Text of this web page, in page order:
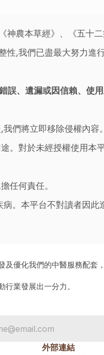
農本草經》、《五十二
性,我們已盡最大努力進
誤、遺漏或因信賴、使
們將立即移除侵權內容。
。對於未經授權使用本
任何責任。
。本平台不對讀者因此
及優化我們的中醫服務配套
業發展出一分力。
外部連結